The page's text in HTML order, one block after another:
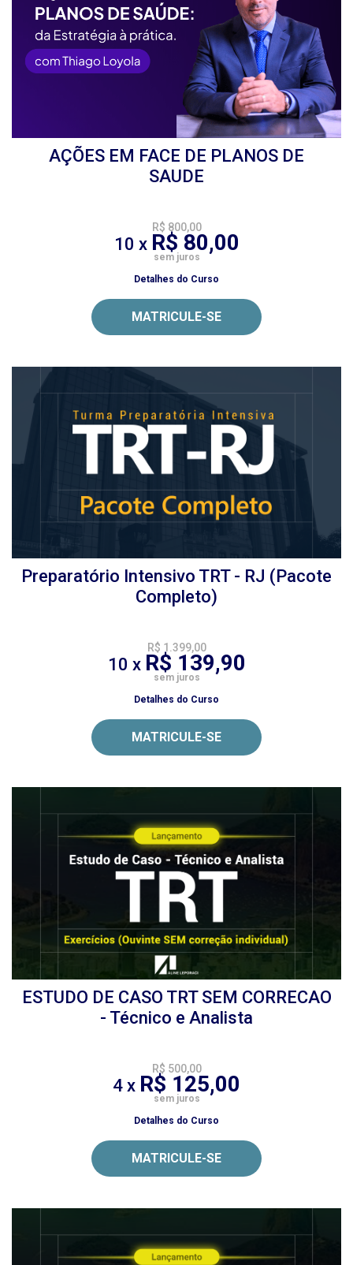
AÇÕES EM FACE DE PLANOS DE
SAUDE
R$ 800,00
10 x R$ 80,00
sem juros
Detalhes do Curso
MATRICULE-SE
Preparatório Intensivo TRT - RJ (Pacote
Completo)
R$ 1.399,00
10 x R$ 139,90
sem juros
Detalhes do Curso
MATRICULE-SE
ESTUDO DE CASO TRT SEM CORRECAO
- Técnico e Analista
R$ 500,00
4 x R$ 125,00
sem juros
Detalhes do Curso
MATRICULE-SE